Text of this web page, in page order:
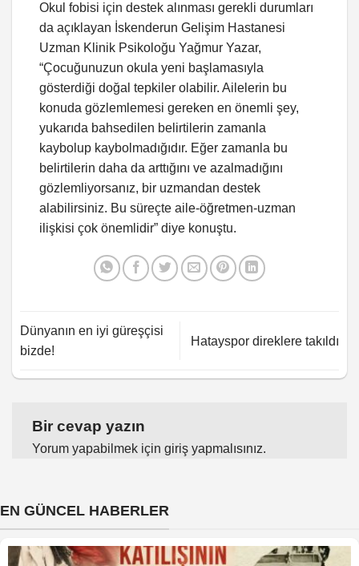
Okul fobisi için destek alınması gerekli durumları
da açıklayan İskenderun Gelişim Hastanesi
Uzman Klinik Psikoloğu Yağmur Yazar,
“Çocuğunuzun okula yeni başlamasıyla
gösterdiği doğal tepkiler olabilir. Ailelerin bu
konuda gözlemlemesi gereken en önemli şey,
yukarıda bahsedilen belirtilerin zamanla
kaybolup kaybolmadığıdır. Eğer zamanla bu
belirtilerin daha da arttığını ve azalmadığını
gözlemliyorsanız, bir uzmandan destek
alabilirsiniz. Bu süreçte aile-öğretmen-uzman
ilişkisi çok önemlidir” diye konuştu.
Dünyanın en iyi güreşçisi
bizde!
Hatayspor direklere takıldı
Bir cevap yazın
Yorum yapabilmek için giriş yapmalısınız.
EN GÜNCEL HABERLER